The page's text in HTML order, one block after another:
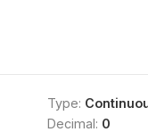
Type:
Decimal: 0